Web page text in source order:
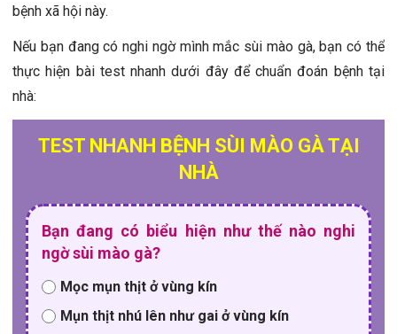
bệnh xã hội này.
Nếu bạn đang có nghi ngờ mình mắc sùi mào gà, bạn có thể
thực hiện bài test nhanh dưới đây để chuẩn đoán bệnh tại
nhà:
TEST NHANH BỆNH SÙI MÀO GÀ TẠI
NHÀ
Bạn đang có biểu hiện như thế nào nghi
ngờ sùi mào gà?
Mọc mụn thịt ở vùng kín
Mụn thịt nhú lên như gai ở vùng kín